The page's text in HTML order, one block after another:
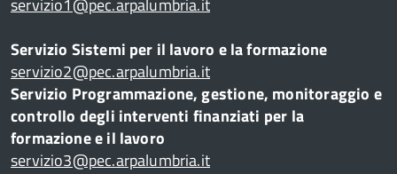
servizio1@pec.arpalumbria.it
Servizio Sistemi per il lavoro e la formazione
servizio2@pec.arpalumbria.it
Servizio Programmazione, gestione, monitoraggio e
controllo degli interventi finanziati per la
formazione e il lavoro
servizio3@pec.arpalumbria.it